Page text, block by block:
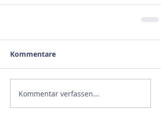
Kommentare
Kommentar verfassen...